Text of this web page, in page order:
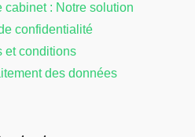
cabinet : Notre solution
confidentialité
et conditions
des données